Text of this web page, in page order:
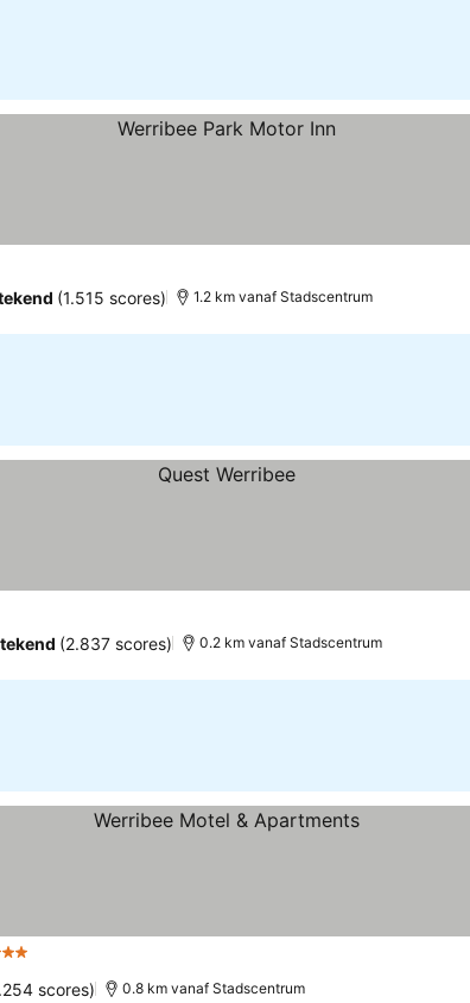
(1.515 scores) 1.2 km vanaf Stadscentrum
(2.837 scores) 0.2 km vanaf Stadscentrum
scores) 0.8 km vanaf Stadscentrum